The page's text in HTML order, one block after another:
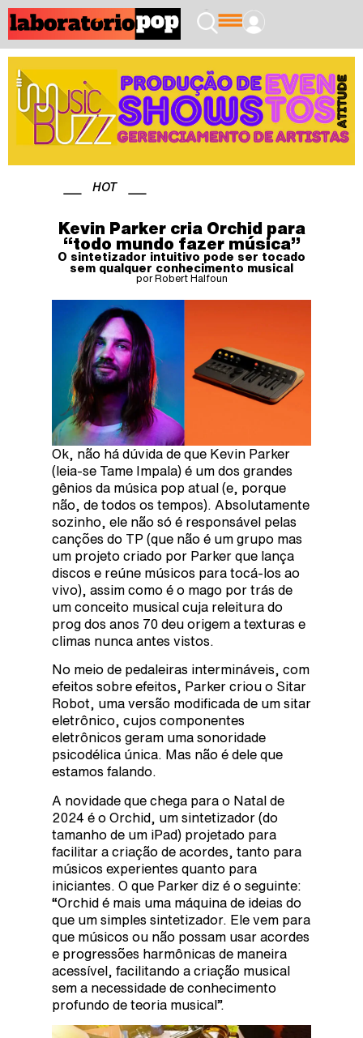
HOT
Kevin Parker cria Orchid para
“todo mundo fazer música”
O sintetizador intuitivo pode ser tocado
sem qualquer conhecimento musical
por Robert Halfoun
Ok, não há dúvida de que Kevin Parker
(leia-se Tame Impala) é um dos grandes
gênios da música pop atual (e, porque
não, de todos os tempos). Absolutamente
sozinho, ele não só é responsável pelas
canções do TP (que não é um grupo mas
um projeto criado por Parker que lança
discos e reúne músicos para tocá-los ao
vivo), assim como é o mago por trás de
um conceito musical cuja releitura do
prog dos anos 70 deu origem a texturas e
climas nunca antes vistos.
No meio de pedaleiras intermináveis, com
efeitos sobre efeitos, Parker criou o Sitar
Robot, uma versão modificada de um sitar
eletrônico, cujos componentes
eletrônicos geram uma sonoridade
psicodélica única. Mas não é dele que
estamos falando.
A novidade que chega para o Natal de
2024 é o Orchid, um sintetizador (do
tamanho de um iPad) projetado para
facilitar a criação de acordes, tanto para
músicos experientes quanto para
iniciantes. O que Parker diz é o seguinte:
“Orchid é mais uma máquina de ideias do
que um simples sintetizador. Ele vem para
que músicos ou não possam usar acordes
e progressões harmônicas de maneira
acessível, facilitando a criação musical
sem a necessidade de conhecimento
profundo de teoria musical”.